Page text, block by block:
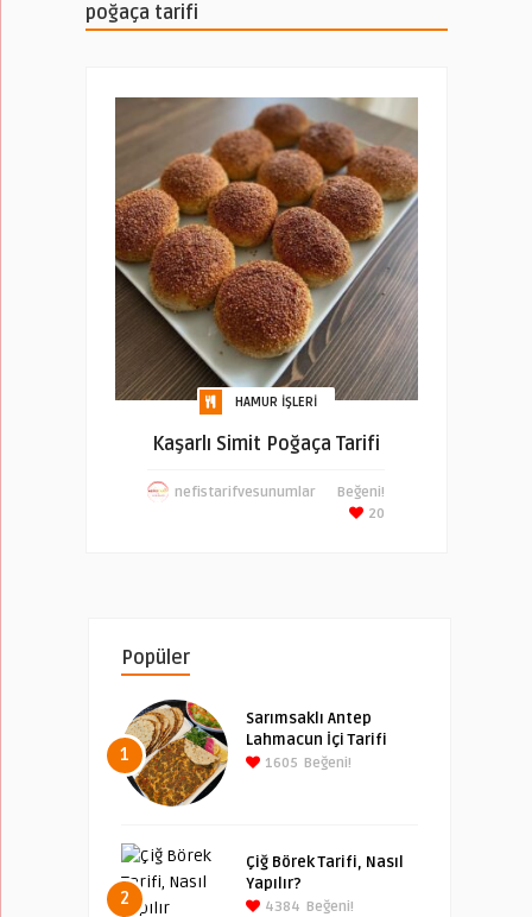
poğaça tarifi
HAMUR İŞLERI
Kaşarlı Simit Poğaça Tarifi
nefistarifvesunumlar
Beğeni!
20
Popüler
1
Sarımsaklı Antep
Lahmacun İçi Tarifi
1605 Beğeni!
2
Çiğ Börek Tarifi, Nasıl
Yapılır?
4384 Beğeni!